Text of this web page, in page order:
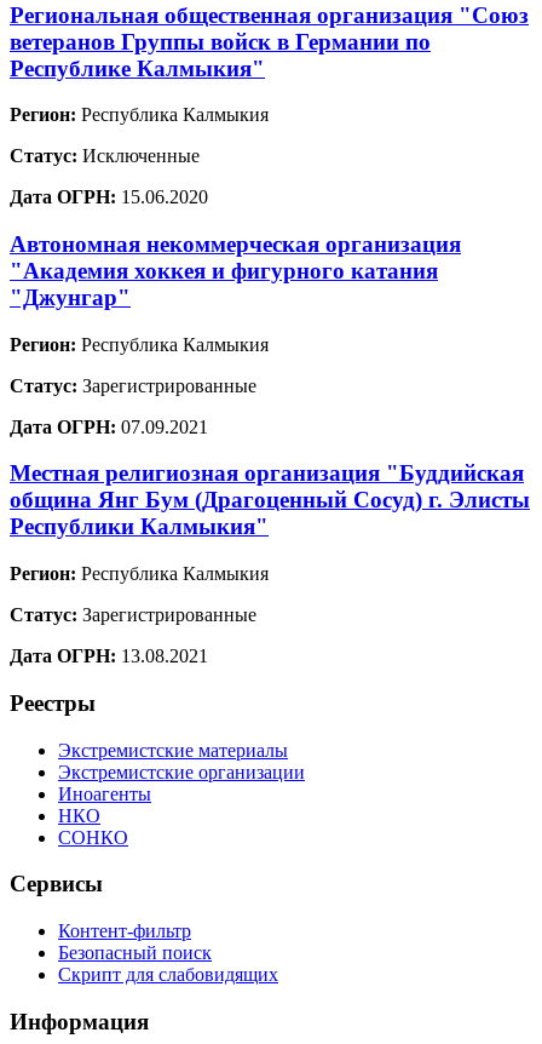
Региональная общественная организация "Союз
ветеранов Группы войск в Германии по
Республике Калмыкия"
Регион: Республика Калмыкия
Статус: Исключенные
Дата ОГРН: 15.06.2020
Автономная некоммерческая организация
"Академия хоккея и фигурного катания
"Джунгар"
Регион: Республика Калмыкия
Статус: Зарегистрированные
Дата ОГРН: 07.09.2021
Местная религиозная организация "Буддийская
община Янг Бум (Драгоценный Сосуд) г. Элисты
Республики Калмыкия"
Регион: Республика Калмыкия
Статус: Зарегистрированные
Дата ОГРН: 13.08.2021
Реестры
Экстремистские материалы
Экстремистские организации
Иноагенты
НКО
СОНКО
Сервисы
Контент-фильтр
Безопасный поиск
Скрипт для слабовидящих
Информация